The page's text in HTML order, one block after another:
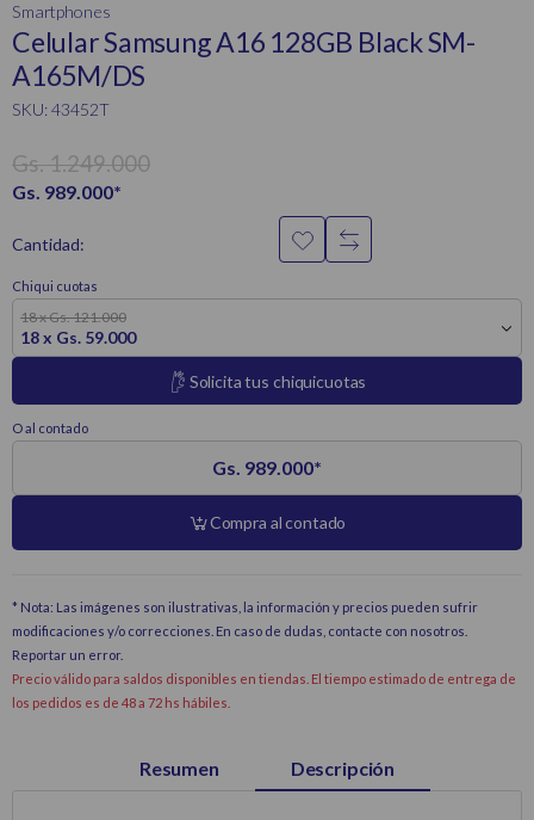
Smartphones
Celular Samsung A16 128GB Black SM-
A165M/DS
SKU: 43452T
Gs. 1.249.000
Gs. 989.000*
Cantidad:
Chiqui cuotas
18 x Gs. 121.000
18 x Gs. 59.000
Solicita tus chiquicuotas
O al contado
Gs. 989.000*
Compra al contado
* Nota: Las imágenes son ilustrativas, la información y precios pueden sufrir
modificaciones y/o correcciones. En caso de dudas, contacte con nosotros.
Reportar un error.
Precio válido para saldos disponibles en tiendas. El tiempo estimado de entrega de
los pedidos es de 48 a 72 hs hábiles.
Resumen Descripción